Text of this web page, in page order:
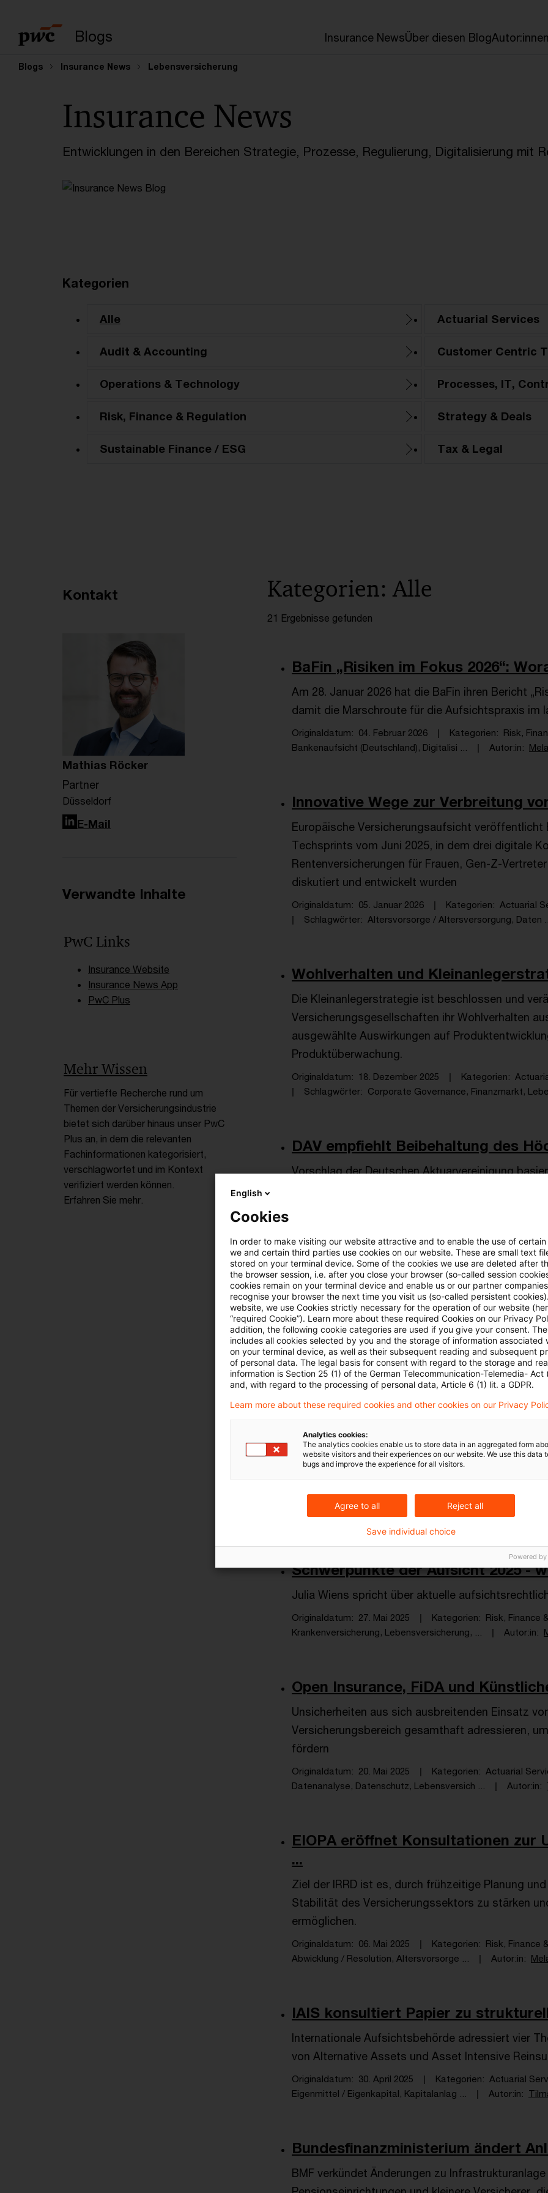
Blogs Insurance NewsÜber diesen BlogAutor:innen
Blogs Insurance News Lebensversicherung
Insurance News
Entwicklungen in den Bereichen Strategie, Prozesse, Regulierung, Digitalisierung mit
Kategorien
Alle Actuarial Services
Audit & Accounting Customer Centric
Operations & Technology Processes, IT,
Risk, Finance & Regulation Strategy & Deals
Sustainable Finance / ESG Tax & Legal
Kategorien: Alle
21 Ergebnisse gefunden
BaFin „Risiken im Fokus 2026“:
Am 28. Januar 2026 hat die BaFin ihren Bericht
damit die Marschroute für die Aufsichtspraxis im
Originaldatum 04. Februar 2026 Kategorien Risk,
Bankenaufsicht (Deutschland), Digitalisi ...
Autor:in
Innovative Wege zur Verbreitung
Europäische Versicherungsaufsicht veröffentlicht
Techsprints vom Juni 2025, in dem drei digitale
Rentenversicherungen für Frauen, Gen-Z-
diskutiert und entwickelt wurden
Originaldatum 05. Januar 2026 Kategorien
Actuarial
Schlagwörter
Altersvorsorge / Altersversorgung, Daten ...
Wohlverhalten und
Die Kleinanlegerstrategie ist beschlossen und
Versicherungsgesellschaften ihr Wohlverhalten
ausgewählte Auswirkungen auf
Produktüberwachung.
Originaldatum 18. Dezember 2025 Kategorien
Schlagwörter
Corporate Governance, Finanzmarkt,
DAV empfiehlt Beibehaltung des
Vorschlag der Deutschen Aktuarvereinigung
repräsentatives Anlageportfolio und Ergebnisse
Mögliche Kapitalanlagethemen im
Zusammenstellung der Deutschen
Kapitalanlagebezug für die regulatorisch
Originaldatum 02. Dezember 2025 Kategorien
Schlagwörter
Deckungsrückstellung, Kapitalanlagen (Ve
Destatis veröffentlicht Sterbetafel
Bei der regelmäßig von Destatis als amtliche
es sich um eine Periodensterbetafel, d.h. eine
Originaldatum 18. August 2025 Kategorien
Actuarial
Schlagwörter
Deckungsrückstellung, Lebensversicherung
Schwerpunkte der Aufsicht 2025 -
Julia Wiens spricht über aktuelle
Originaldatum 27. Mai 2025 Kategorien Risk, Finance
Krankenversicherung, Lebensversicherung, ...
Autor:in
Open Insurance, FiDA und
Unsicherheiten aus sich ausbreitenden Einsatz
Versicherungsbereich gesamthaft adressieren,
fördern
Originaldatum 20. Mai 2025 Kategorien Actuarial
Datenanalyse, Datenschutz, Lebensversich ...
Autor:in
EIOPA eröffnet Konsultationen zur
...
Ziel der IRRD ist es, durch frühzeitige Planung
Stabilität des Versicherungssektors zu stärken
ermöglichen.
Originaldatum 06. Mai 2025 Kategorien Risk, Finance
Abwicklung / Resolution, Altersvorsorge ...
Autor:in
IAIS konsultiert Papier zu
Internationale Aufsichtsbehörde adressiert vier
von Alternative Assets und Asset Intensive
Originaldatum 30. April 2025 Kategorien Actuarial
Eigenmittel / Eigenkapital, Kapitalanlag ...
Autor:in
Bundesfinanzministerium ändert
BMF verkündet Änderungen zu
Empfohlene Artikel
Kontakt
Mathias Röcker
Partner
Düsseldorf
LinkedIn
E-Mail
Verwandte Inhalte
PwC Links
Insurance Website
Insurance News App
PwC Plus
Mehr Wissen
Für vertiefte Recherche rund um
Themen der Versicherungsindustrie
bietet sich darüber hinaus unser PwC
Plus an, in dem die relevanten
Fachinformationen kategorisiert,
verschlagwortet und im Kontext
verifiziert werden können.
Erfahren Sie mehr.
English
Cookies
In order to make visiting our website attractive and to enable the use of
we and certain third parties use cookies on our website. These are small text
stored on your terminal device. Some of the cookies we use are deleted after
the browser session, i.e. after you close your browser (so-called session
cookies remain on your terminal device and enable us or our partner
recognise your browser the next time you visit us (so-called persistent
website, we use Cookies strictly necessary for the operation of our website
“required Cookie”). Learn more about these required Cookies on our Privacy
addition, the following cookie categories are used if you give your consent.
includes all cookies selected by you and the storage of information associated
on your terminal device, as well as their subsequent reading and subsequent
of personal data. The legal basis for consent with regard to the storage and
information is Section 25 (1) of the German Telecommunication-Telemedia- Act
and, with regard to the processing of personal data, Article 6 (1) lit. a GDPR.
Learn more about these required cookies and other cookies on our Privacy
Analytics cookies:
The analytics cookies enable us to store data in an aggregated form
website visitors and their experiences on our website. We use this data
bugs and improve the experience for all visitors.
Agree to all Reject all
Save individual choice
Powered by